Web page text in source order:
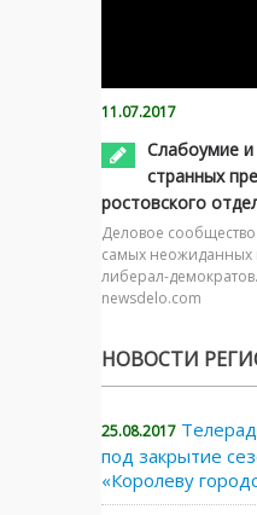
11.07.2017
Слабоумие и
странных
ростовского
Деловое
самых неожиданных
либерал-
newsdelo.com
НОВОСТИ
25.08.2017
под закрытие
«Королеву